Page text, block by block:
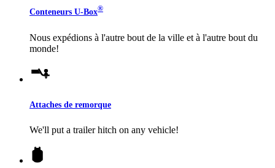
Conteneurs U-Box®
Nous expédions à l'autre bout de la ville et à l'autre bout du
monde!
Attaches de remorque
We'll put a trailer hitch on any vehicle!